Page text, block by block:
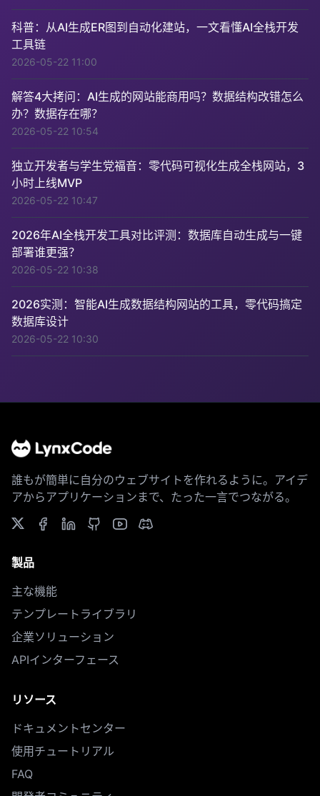
科普：从AI生成ER图到自动化建站，一文看懂AI全栈开发
工具链
2026-05-22 11:00
解答4大拷问：AI生成的网站能商用吗？数据结构改错怎么
办？数据存在哪？
2026-05-22 10:54
独立开发者与学生党福音：零代码可视化生成全栈网站，3
小时上线MVP
2026-05-22 10:47
2026年AI全栈开发工具对比评测：数据库自动生成与一键
部署谁更强？
2026-05-22 10:38
2026实测：智能AI生成数据结构网站的工具，零代码搞定
数据库设计
2026-05-22 10:30
誰もが簡単に自分のウェブサイトを作れるように。アイデ
アからアプリケーションまで、たった一言でつながる。
製品
主な機能
テンプレートライブラリ
企業ソリューション
APIインターフェース
リソース
ドキュメントセンター
使用チュートリアル
FAQ